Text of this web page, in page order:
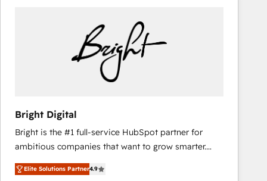
Bright Digital
Bright is the #1 full-service HubSpot partner for
ambitious companies that want to grow smarter.
From HubSpot onboarding, to training, from
developing a new website to lead generation and
Elite Solutions Partner4.9